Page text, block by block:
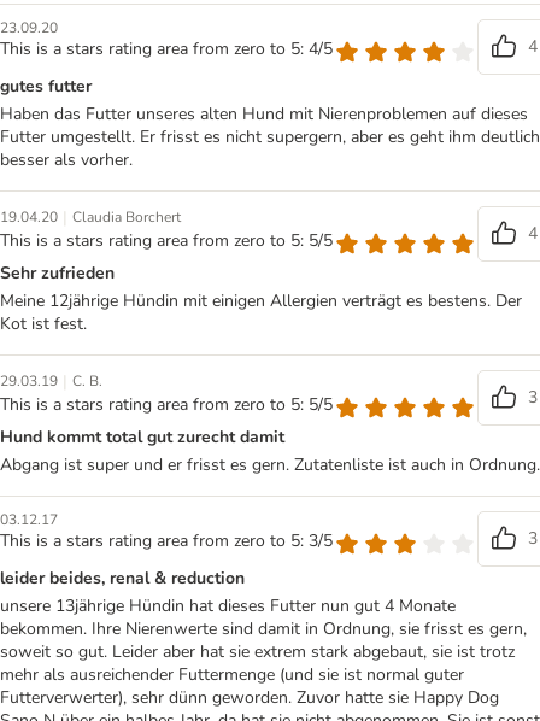
23.09.20
This is a stars rating area from zero to 5: 4/5
4
gutes futter
Haben das Futter unseres alten Hund mit Nierenproblemen auf dieses
Futter umgestellt. Er frisst es nicht supergern, aber es geht ihm deutlich
besser als vorher.
19.04.20 | Claudia Borchert
This is a stars rating area from zero to 5: 5/5
4
Sehr zufrieden
Meine 12jährige Hündin mit einigen Allergien verträgt es bestens. Der
Kot ist fest.
29.03.19 | C. B.
This is a stars rating area from zero to 5: 5/5
3
Hund kommt total gut zurecht damit
Abgang ist super und er frisst es gern. Zutatenliste ist auch in Ordnung.
03.12.17
This is a stars rating area from zero to 5: 3/5
3
leider beides, renal & reduction
unsere 13jährige Hündin hat dieses Futter nun gut 4 Monate
bekommen. Ihre Nierenwerte sind damit in Ordnung, sie frisst es gern,
soweit so gut. Leider aber hat sie extrem stark abgebaut, sie ist trotz
mehr als ausreichender Futtermenge (und sie ist normal guter
Futterverwerter), sehr dünn geworden. Zuvor hatte sie Happy Dog